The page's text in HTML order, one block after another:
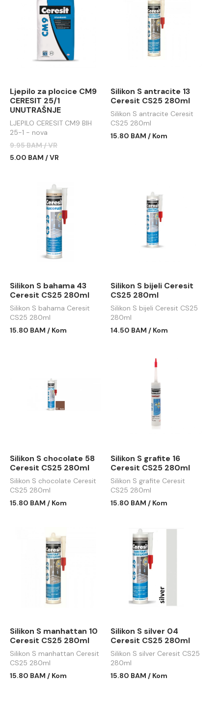
Ljepilo za plocice CM9
CERESIT 25/1
UNUTRAŠNJE
LJEPILO CERESIT CM9 BIH
25-1 - nova
9.95 BAM / VR
5.00 BAM / VR
Silikon S antracite 13
Ceresit CS25 280ml
Silikon S antracite Ceresit
CS25 280ml
15.80 BAM / Kom
Silikon S bahama 43
Ceresit CS25 280ml
Silikon S bahama Ceresit
CS25 280ml
15.80 BAM / Kom
Silikon S bijeli Ceresit
CS25 280ml
Silikon S bijeli Ceresit CS25
280ml
14.50 BAM / Kom
Silikon S chocolate 58
Ceresit CS25 280ml
Silikon S chocolate Ceresit
CS25 280ml
15.80 BAM / Kom
Silikon S grafite 16
Ceresit CS25 280ml
Silikon S grafite Ceresit
CS25 280ml
15.80 BAM / Kom
Silikon S manhattan 10
Ceresit CS25 280ml
Silikon S manhattan Ceresit
CS25 280ml
15.80 BAM / Kom
Silikon S silver 04
Ceresit CS25 280ml
Silikon S silver Ceresit CS25
280ml
15.80 BAM / Kom